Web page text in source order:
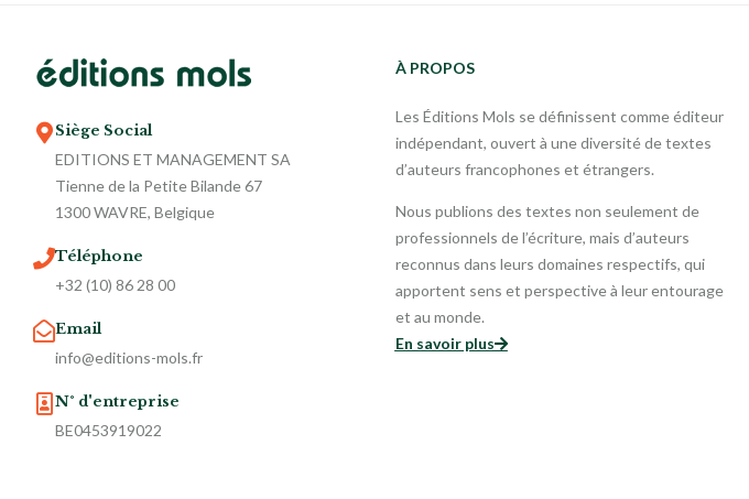
Siège Social
EDITIONS ET MANAGEMENT SA
Tienne de la Petite Bilande 67
1300 WAVRE, Belgique
Téléphone
+32 (10) 86 28 00
Email
info@editions-mols.fr
N° d'entreprise
BE0453919022
À PROPOS
Les Éditions Mols se définissent comme éditeur
indépendant, ouvert à une diversité de textes
d’auteurs francophones et étrangers.
Nous publions des textes non seulement de
professionnels de l’écriture, mais d’auteurs
reconnus dans leurs domaines respectifs, qui
apportent sens et perspective à leur entourage
et au monde.
En savoir plus